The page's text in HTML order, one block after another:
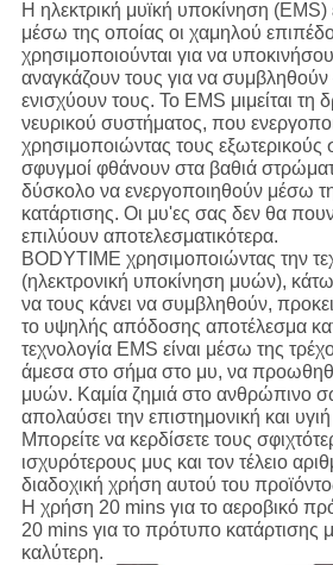
Η ηλεκτρική μυϊκή υποκίνηση (EMS)
μέσω της οποίας οι χαμηλού
χρησιμοποιούνται για να
αναγκάζουν τους για να
ενισχύουν τους. Το EMS μιμείται τη
νευρικού συστήματος, που
χρησιμοποιώντας τους εξωτερικούς
σφυγμοί φθάνουν στα βαθιά
δύσκολο να ενεργοποιηθούν μέσω
κατάρτισης. Οι μυ'ες σας δεν θα
επιλύουν αποτελεσματικότερα.
BODYTIME χρησιμοποιώντας την
(ηλεκτρονική υποκίνηση μυών),
να τους κάνει να συμβληθούν,
το υψηλής απόδοσης αποτέλεσμα
τεχνολογία EMS είναι μέσω της
άμεσα στο σήμα στο μυ, να
μυών. Καμία ζημιά στο ανθρώπινο
απολαύσει την επιστημονική και υγιή
Μπορείτε να κερδίσετε τους
ισχυρότερους μυς και τον τέλειο
διαδοχική χρήση αυτού του
Η χρήση 20 mins για το αεροβικό
20 mins για το πρότυπο κατάρτισης
καλύτερη.